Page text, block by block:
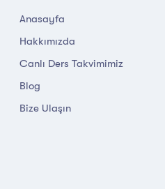
Anasayfa
Hakkımızda
Canlı Ders Takvimimiz
Blog
Bize Ulaşın